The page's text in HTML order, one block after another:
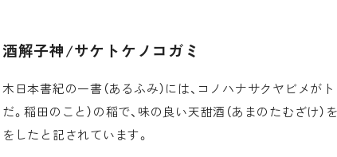
酒解子神/サケトケノコガミ
木日本書紀の一書（あるふみ）には、コノハナサクヤビメが
だ。稲田のこと）の稲で、味の良い天甜酒（あまのたむざけ）
をしたと記されています。